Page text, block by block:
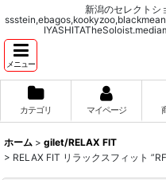
新潟のセレクトシ
メニュー
カテゴリ マイページ
ホーム > gilet/RELAX FIT
> RELAX FIT リラックスフィット